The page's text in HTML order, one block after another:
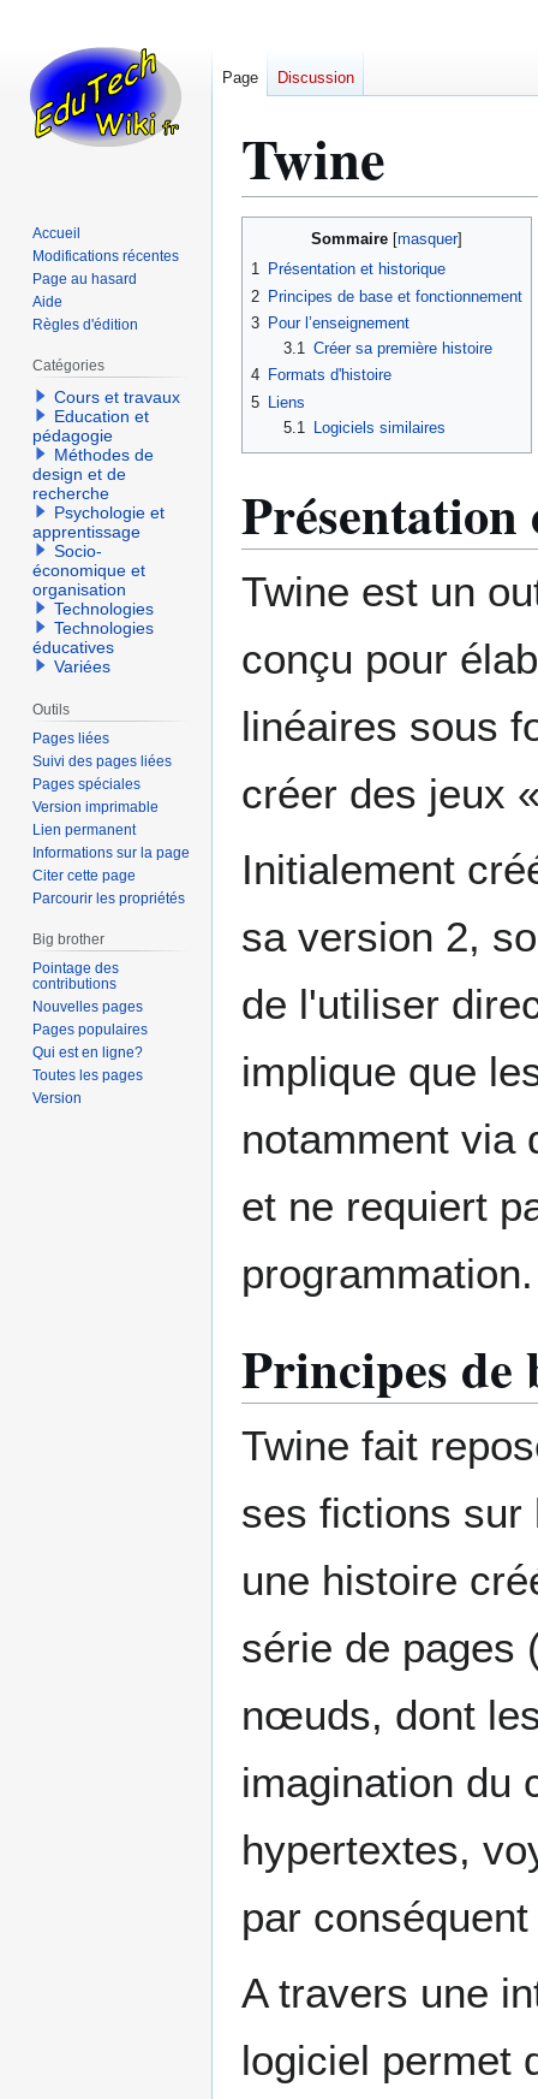
Twine
navigation
recherche
Sommaire
1 Présentation et historique
2 Principes de base et fonctionnement
3 Pour l’enseignement
3.1 Créer sa première histoire
4 Formats d'histoire
5
Liens
5.1
Logiciels similaires
Twine est un
conçu pour
linéaires sous
créer des jeux
Initialement
sa version 2,
de l'utiliser
implique que
notamment via
et ne requiert
programmation.
Principes de
Twine fait
ses fictions
une histoire
série de pages
nœuds, dont
imagination du
hypertextes,
par
A travers une
logiciel permet
Page Discussion
Accueil
Modifications récentes
Page au hasard
Aide
Règles d'édition
Catégories
Cours et travaux
Education et
pédagogie
Méthodes de
design et de
recherche
Psychologie et
apprentissage
Socio-
économique et
organisation
Technologies
Technologies
éducatives
Variées
Outils
Pages liées
Suivi des pages liées
Pages spéciales
Version imprimable
Lien permanent
Informations sur la page
Citer cette page
Parcourir les propriétés
Big brother
Pointage des
contributions
Nouvelles pages
Pages populaires
Qui est en ligne?
Toutes les pages
Version